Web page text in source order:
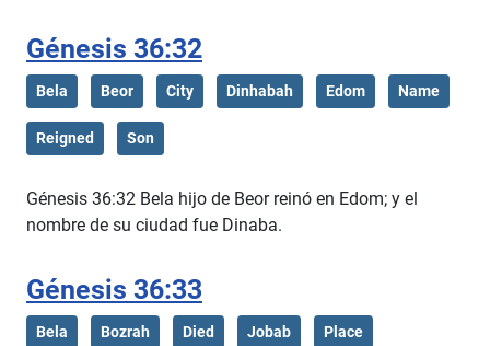
Génesis 36:32
Bela Beor City Dinhabah Edom Name
Reigned Son
Génesis 36:32 Bela hijo de Beor reinó en Edom; y el
nombre de su ciudad fue Dinaba.
Génesis 36:33
Bela Bozrah Died Jobab Place